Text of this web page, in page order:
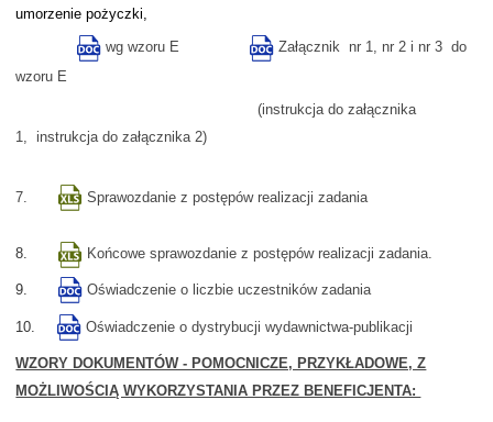
umorzenie pożyczki,
wg wzoru E Załącznik nr 1, nr 2 i nr 3 do
wzoru E
(instrukcja do załącznika
1
,instrukcja do załącznika 2)
7. Sprawozdanie z postępów realizacji zadania
8. Końcowe sprawozdanie z postępów realizacji zadania.
9. Oświadczenie o liczbie uczestników zadania
10. Oświadczenie o dystrybucji wydawnictwa-publikacji
WZORY DOKUMENTÓW - POMOCNICZE, PRZYKŁADOWE, Z
MOŻLIWOŚCIĄ WYKORZYSTANIA PRZEZ BENEFICJENTA: